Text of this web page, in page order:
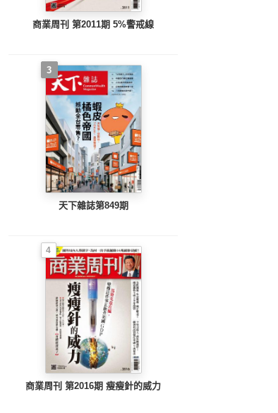
商業周刊 第2011期 5%警戒線
3
天下雜誌第849期
4
商業周刊 第2016期 瘦瘦針的威力